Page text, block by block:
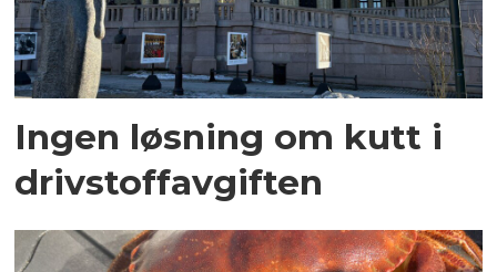
Ingen løsning om kutt i
drivstoffavgiften